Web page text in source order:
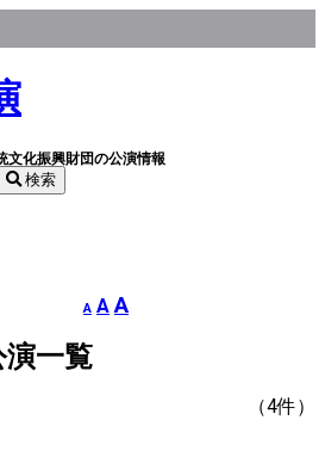
文化振興財団の公演情報
検索
A A A
一覧
（4件）